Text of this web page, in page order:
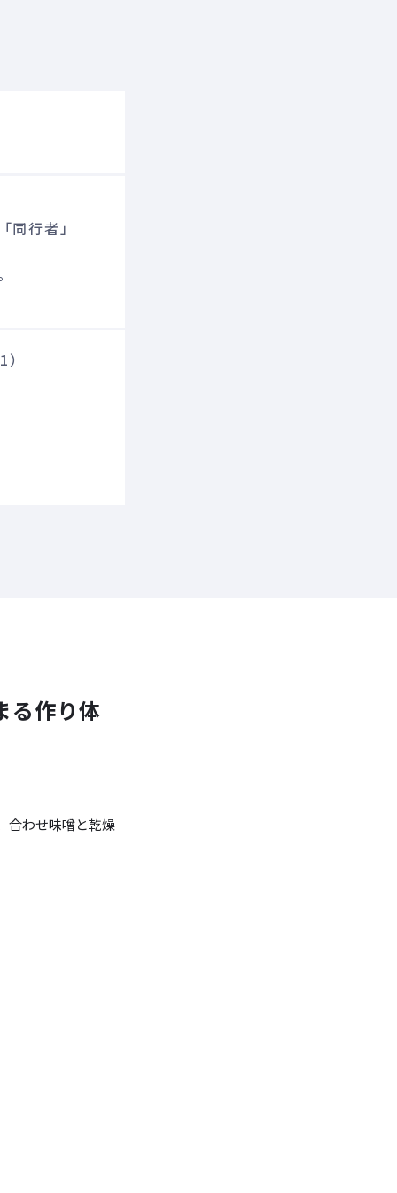
行者」
る作り体
合わせ味噌と乾燥